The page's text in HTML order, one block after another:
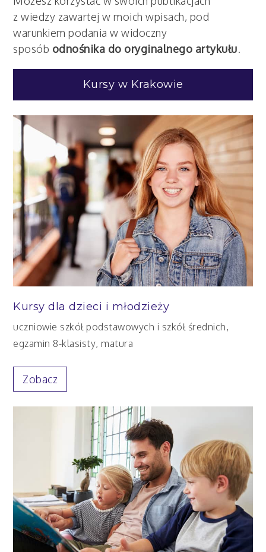
z wiedzy zawartej w moich wpisach, pod
warunkiem podania w widoczny
sposób odnośnika do oryginalnego artykułu.
Kursy w Krakowie
Kursy dla dzieci i młodzieży
uczniowie szkół podstawowych i szkół średnich,
egzamin 8-klasisty, matura
Zobacz